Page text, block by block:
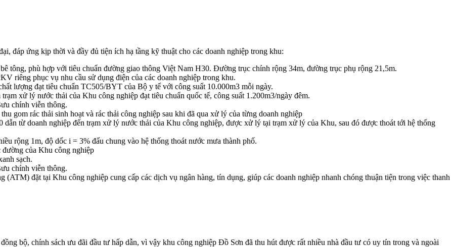
đáp ứng kịp thời và đầy đủ tiện ích hạ tầng kỹ thuật cho các doanh nghiệp trong khu:
tông, phù hợp với tiêu chuẩn đường giao thông Việt Nam H30. Đường trục chính rộng 34m, đường trục phụ rộng 21,5m.
riêng phục vụ nhu cầu sử dụng điện của các doanh nghiệp trong khu.
lượng đạt tiêu chuẩn TC505/BYT của Bộ y tế với công suất 10.000m3 mỗi ngày.
xử lý nước thải của Khu công nghiệp đạt tiêu chuẩn quốc tế, công suất 1.200m3/ngày đêm.
chính viễn thông.
gom rác thải sinh hoạt và rác thải công nghiệp sau khi đã qua xử lý của từng doanh nghiệp
dẫn từ doanh nghiệp đến trạm xử lý nước thải của Khu công nghiệp, được xử lý tại trạm xử lý của Khu, sau đó được thoát tới hệ thống
rộng 1m, độ dốc i = 3% đấu chung vào hệ thống thoát nước mưa thành phố.
của Khu công nghiệp
sạch.
chính viễn thông.
(ATM) đặt tại Khu công nghiệp cung cấp các dịch vụ ngân hàng, tín dụng, giúp các doanh nghiệp nhanh chóng thuận tiện trong việc thanh
bộ, chính sách ưu đãi đầu tư hấp dẫn, vì vậy khu công nghiệp Đồ Sơn đã thu hút được rất nhiều nhà đầu tư có uy tín trong và ngoài